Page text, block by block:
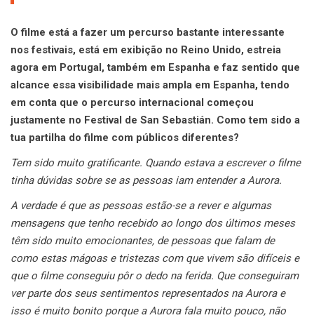
O filme está a fazer um percurso bastante interessante
nos festivais, está em exibição no Reino Unido, estreia
agora em Portugal, também em Espanha e faz sentido que
alcance essa visibilidade mais ampla em Espanha, tendo
em conta que o percurso internacional começou
justamente no Festival de San Sebastián. Como tem sido a
tua partilha do filme com públicos diferentes?
Tem sido muito gratificante. Quando estava a escrever o filme
tinha dúvidas sobre se as pessoas iam entender a Aurora.
A verdade é que as pessoas estão-se a rever e algumas
mensagens que tenho recebido ao longo dos últimos meses
têm sido muito emocionantes, de pessoas que falam de
como estas mágoas e tristezas com que vivem são difíceis e
que o filme conseguiu pôr o dedo na ferida. Que conseguiram
ver parte dos seus sentimentos representados na Aurora e
isso é muito bonito porque a Aurora fala muito pouco, não